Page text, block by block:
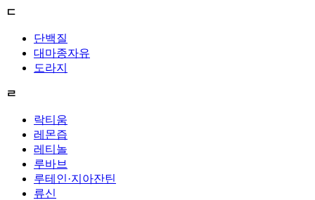
ㄷ
단백질
대마종자유
도라지
ㄹ
락티움
레몬즙
레티놀
루바브
루테인·지아잔틴
류신